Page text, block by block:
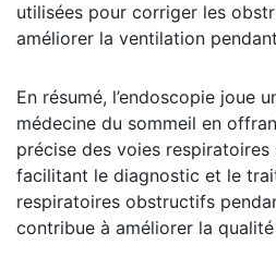
utilisées pour corriger les
améliorer la ventilation
En résumé, l’endoscopie joue
médecine du sommeil en
précise des voies respiratoires
facilitant le diagnostic et le
respiratoires obstructifs
contribue à améliorer la